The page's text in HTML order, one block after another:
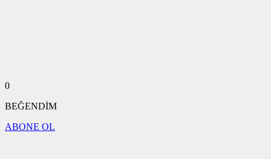
0
BEĞENDİM
ABONE OL